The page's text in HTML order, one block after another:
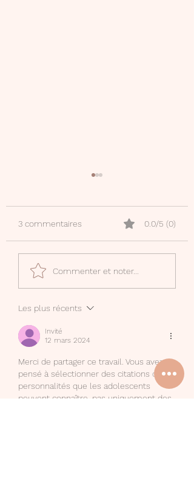
Mon compte Canva
Creator
3 commentaires 0.0/5 (0)
Commenter et noter...
Les plus récents
Invité
12 mars 2024
Merci de partager ce travail. Vous avez
pensé à sélectionner des citations de
personnalités que les adolescents
peuvent connaître, pas uniquement des